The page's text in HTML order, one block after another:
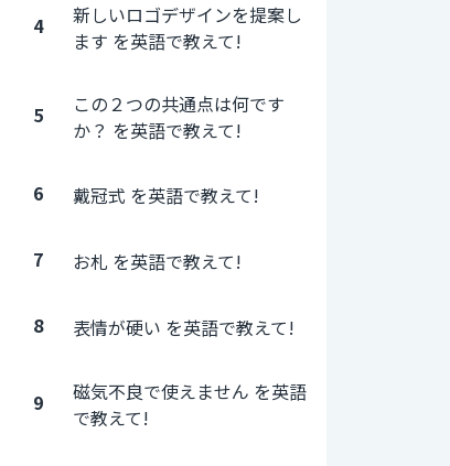
4
新しいロゴデザインを提案し
ます を英語で教えて!
5
この２つの共通点は何です
か？ を英語で教えて!
6 戴冠式 を英語で教えて!
7 お札 を英語で教えて!
8 表情が硬い を英語で教えて!
9
磁気不良で使えません を英語
で教えて!